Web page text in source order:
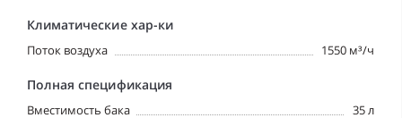
Климатические хар-ки
Поток воздуха 1550 м³/ч
Полная спецификация
Вместимость бака
35 л